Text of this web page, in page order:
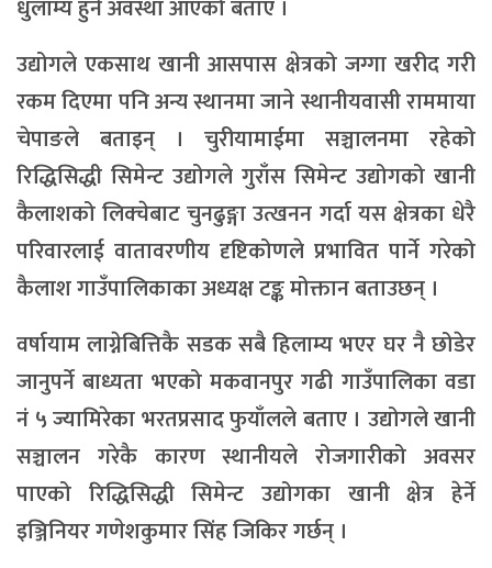
धुलाम्य हुने अवस्था आएको बताए ।
उद्योगले एकसाथ खानी आसपास क्षेत्रको जग्गा खरीद गरी
रकम दिएमा पनि अन्य स्थानमा जाने स्थानीयवासी राममाया
चेपाङले बताइन् । चुरीयामाईमा सञ्चालनमा रहेको
रिद्धिसिद्धी सिमेन्ट उद्योगले गुराँस सिमेन्ट उद्योगको खानी
कैलाशको लिक्चेबाट चुनढुङ्गा उत्खनन गर्दा यस क्षेत्रका धेरै
परिवारलाई वातावरणीय दृष्टिकोणले प्रभावित पार्ने गरेको
कैलाश गाउँपालिकाका अध्यक्ष टङ्क मोक्तान बताउछन् ।
वर्षायाम लाग्नेबित्तिकै सडक सबै हिलाम्य भएर घर नै छोडेर
जानुपर्ने बाध्यता भएको मकवानपुर गढी गाउँपालिका वडा
नं ५ ज्यामिरेका भरतप्रसाद फुयाँलले बताए । उद्योगले खानी
सञ्चालन गरेकै कारण स्थानीयले रोजगारीको अवसर
पाएको रिद्धिसिद्धी सिमेन्ट उद्योगका खानी क्षेत्र हेर्ने
इञ्जिनियर गणेशकुमार सिंह जिकिर गर्छन् ।